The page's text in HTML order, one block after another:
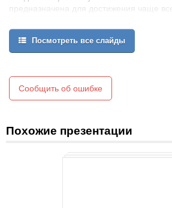
предназначена для достижения чаще
формулировки этих целей подсказывает
задачи.
Принято считать, что любая задача,
конца и записано соответствующим
Посмотреть все слайды
Сообщить об ошибке
Похожие презентации